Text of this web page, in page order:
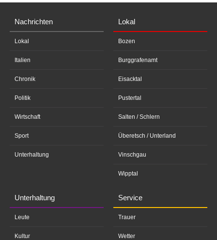
Nachrichten
Lokal
Italien
Chronik
Politik
Wirtschaft
Sport
Unterhaltung
Lokal
Bozen
Burggrafenamt
Eisacktal
Pustertal
Salten / Schlern
Überetsch / Unterland
Vinschgau
Wipptal
Unterhaltung
Leute
Kultur
Service
Trauer
Wetter